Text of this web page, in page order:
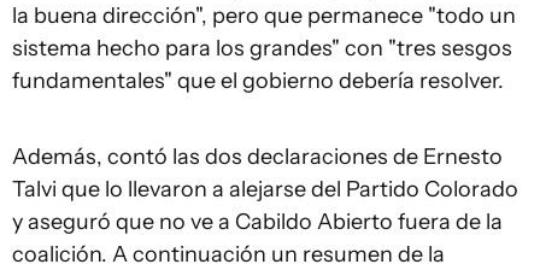
la buena dirección", pero que permanece "todo un
sistema hecho para los grandes" con "tres sesgos
fundamentales" que el gobierno debería resolver.
Además, contó las dos declaraciones de Ernesto
Talvi que lo llevaron a alejarse del Partido Colorado
y aseguró que no ve a Cabildo Abierto fuera de la
coalición. A continuación un resumen de la